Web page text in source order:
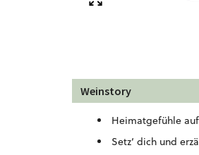
Weinstory
Heimatgefühle
Setz‘ dich und